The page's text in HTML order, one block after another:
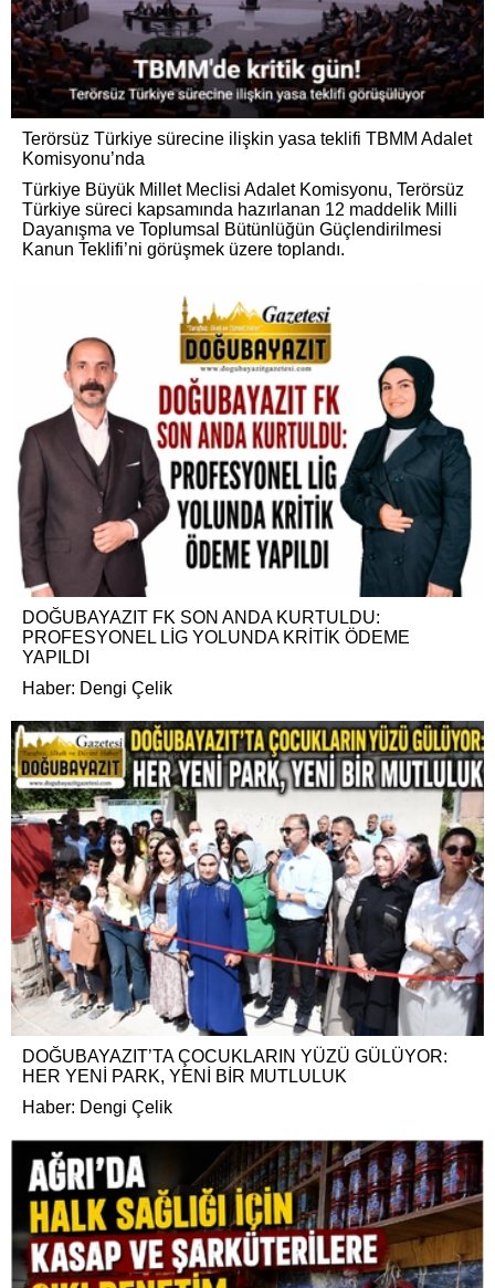
Terörsüz Türkiye sürecine ilişkin yasa teklifi TBMM Adalet
Komisyonu’nda
Türkiye Büyük Millet Meclisi Adalet Komisyonu, Terörsüz
Türkiye süreci kapsamında hazırlanan 12 maddelik Milli
Dayanışma ve Toplumsal Bütünlüğün Güçlendirilmesi
Kanun Teklifi’ni görüşmek üzere toplandı.
DOĞUBAYAZIT FK SON ANDA KURTULDU:
PROFESYONEL LİG YOLUNDA KRİTİK ÖDEME
YAPILDI
Haber: Dengi Çelik
DOĞUBAYAZIT’TA ÇOCUKLARIN YÜZÜ GÜLÜYOR:
HER YENİ PARK, YENİ BİR MUTLULUK
Haber: Dengi Çelik